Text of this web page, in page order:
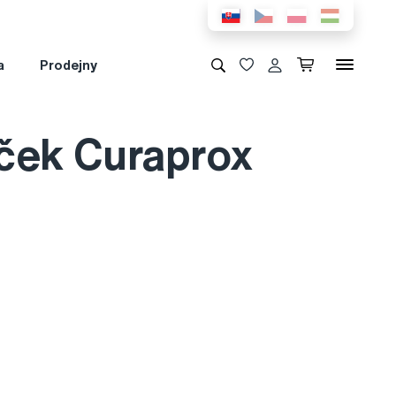
Prodejny
Curaprox